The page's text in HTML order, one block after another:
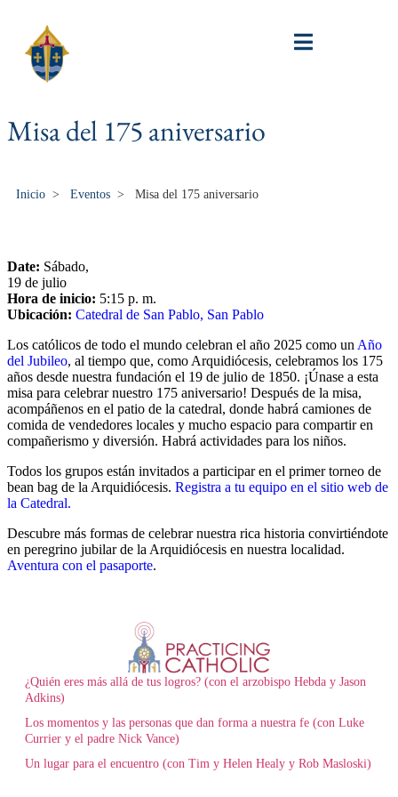
Misa del 175 aniversario
Inicio > Eventos > Misa del 175 aniversario
Date: Sábado,
19 de julio
Hora de inicio: 5:15 p. m.
Ubicación: Catedral de San Pablo, San Pablo
Los católicos de todo el mundo celebran el año 2025 como un Año
del Jubileo, al tiempo que, como Arquidiócesis, celebramos los 175
años desde nuestra fundación el 19 de julio de 1850. ¡Únase a esta
misa para celebrar nuestro 175 aniversario! Después de la misa,
acompáñenos en el patio de la catedral, donde habrá camiones de
comida de vendedores locales y mucho espacio para compartir en
compañerismo y diversión. Habrá actividades para los niños.
Todos los grupos están invitados a participar en el primer torneo de
bean bag de la Arquidiócesis. Registra a tu equipo en el sitio web de
la Catedral.
Descubre más formas de celebrar nuestra rica historia convirtiéndote
en peregrino jubilar de la Arquidiócesis en nuestra localidad.
Aventura con el pasaporte.
¿Quién eres más allá de tus logros? (con el arzobispo Hebda y Jason
Adkins)
Los momentos y las personas que dan forma a nuestra fe (con Luke
Currier y el padre Nick Vance)
Un lugar para el encuentro (con Tim y Helen Healy y Rob Masloski)